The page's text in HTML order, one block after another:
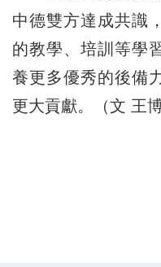
中德雙方達成共識
的教學、培訓等學
養更多優秀的後備
更大貢獻。（文 王博